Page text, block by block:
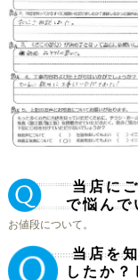
当店に
で悩んで
お値段について。
Ｑ.
当店を
したか